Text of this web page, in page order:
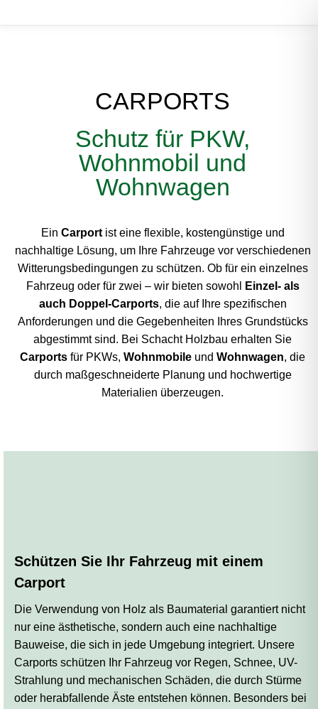
CARPORTS
Schutz für PKW,
Wohnmobil und
Wohnwagen
Ein Carportist eine flexible, kostengünstige und
nachhaltige Lösung, um Ihre Fahrzeuge vor verschiedenen
Witterungsbedingungen zu schützen. Ob für ein einzelnes
Fahrzeug oder für zwei – wir bieten sowohl
Einzel- als
auch Doppel-Carports, die auf Ihre spezifischen
Anforderungen und die Gegebenheiten Ihres Grundstücks
abgestimmt sind. Bei Schacht Holzbau erhalten Sie
Carports für PKWs, Wohnmobile und Wohnwagen, die
durch maßgeschneiderte Planung und hochwertige
Materialien überzeugen.
Schützen Sie Ihr Fahrzeug mit einem
Carport
Die Verwendung von Holz als Baumaterial garantiert nicht
nur eine ästhetische, sondern auch eine nachhaltige
Bauweise, die sich in jede Umgebung integriert. Unsere
Carports schützen Ihr Fahrzeug vor Regen, Schnee, UV-
Strahlung und mechanischen Schäden, die durch Stürme
oder herabfallende Äste entstehen können. Besonders bei